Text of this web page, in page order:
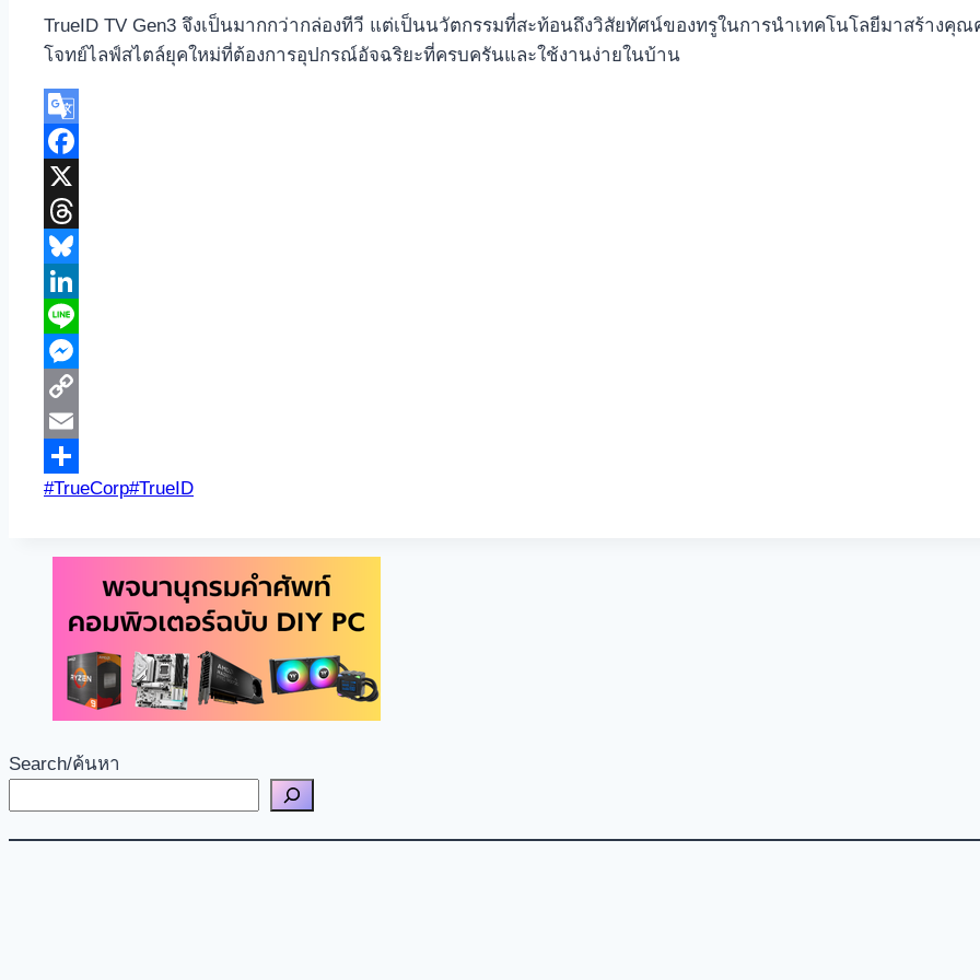
TrueID TV Gen3 จึงเป็นมากกว่ากล่องทีวี แต่เป็นนวัตกรรมที่สะท้อนถึงวิสัยทัศน์ของทรูในการนำเทคโนโลยีมาสร้าง
โจทย์ไลฟ์สไตล์ยุคใหม่ที่ต้องการอุปกรณ์อัจฉริยะที่ครบครันและใช้งานง่ายในบ้าน
Google
Translate
Facebook
X
Threads
Bluesky
LinkedIn
Line
Messenger
Copy
Link
Email
Share
Post
#TrueCorp#TrueID
Search/ค้นหา